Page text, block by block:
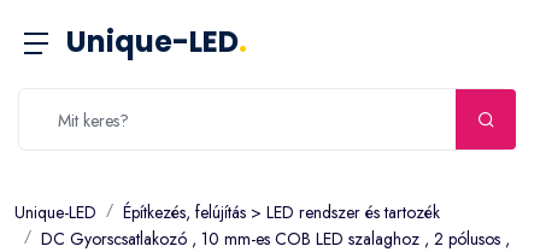
Unique-LED.
Unique-LED
Építkezés, felújítás > LED rendszer és tartozék
DC Gyorscsatlakozó , 10 mm-es COB LED szalaghoz , 2 pólusos ,